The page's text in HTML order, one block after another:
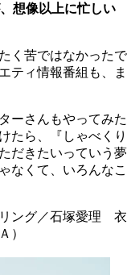
想像以上に忙しい
く苦ではなかったで
ティ情報番組も、ま
ーさんもやってみた
たら、『しゃべくり
だきたいっていう夢
なくて、いろんなこ
ング／石塚愛理 衣
）